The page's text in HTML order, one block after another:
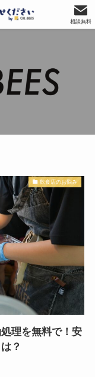
相談無料
飲食店のお悩み
理を無料で！安
？